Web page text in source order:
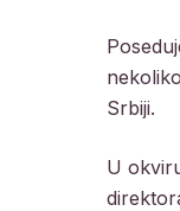
Srbiji.
U